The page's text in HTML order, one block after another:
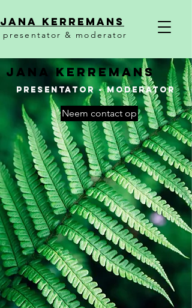
Jana KerremanS
presentator & moderator
JANA KERREMANS
presentator - moderator
Neem contact op